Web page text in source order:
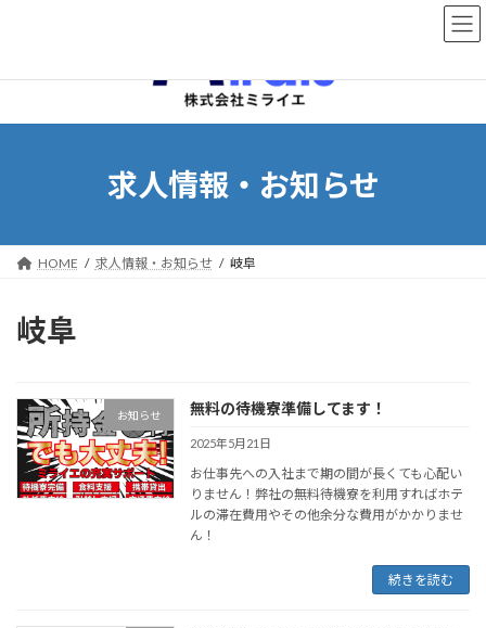
ン
ー
求人情報・お知らせ
HOME 求人情報・お知らせ 岐阜
岐阜
お知らせ 無料の待機寮準備してます！
2025年5月21日
お仕事先への入社まで期の間が長くても心配い
りません！弊社の無料待機寮を利用すればホテ
ルの滞在費用やその他余分な費用がかかりませ
ん！
続きを読む